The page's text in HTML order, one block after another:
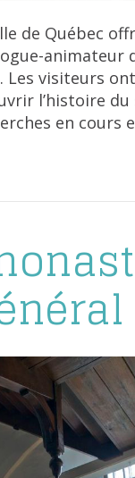
de Québec
animateur
Les visiteurs
l’histoire
en cours